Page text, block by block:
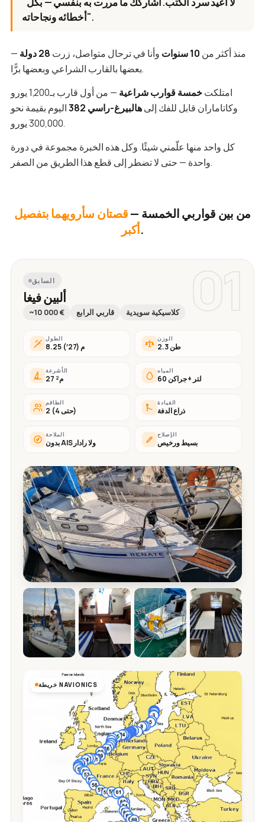
أخطائه ونجاحاته".
منذ أكثر من 10 سنوات وأنا في ترحال متواصل، زرت 28 دولة
—
بعضها بالقارب الشراعي وبعضها برًّا.
امتلكتخمسة قوارب شراعية
— من أول قارب بـ1,200 يورو
وكاتاماران قابل للفك إلىهالبيرغ-راسي 382
اليوم بقيمة نحو
300,000 يورو.
كل واحد منها علّمني شيئًا. وكل هذه الخبرة مجموعة في دورة
واحدة — حتى لا تضطر إلى قطع هذا الطريق من الصفر.
من بين قواربي الخمسة —قصتان سأرويهما بتفصيل
أكبر.
01 السابق
ألبين فيغا
~10 000 € قاربي الرابع كلاسيكية سويدية
الطول
8.25 م (27′)
الوزن
2.3 طن
الأشرعة
27 م²
المياه
60 لتر + جراكن
الطاقم
2 (حتى 4)
القيادة
ذراع الدفة
الملاحة
بدون AIS ولا رادار
الإصلاح
بسيط ورخيص
خريطة NAVIONICS